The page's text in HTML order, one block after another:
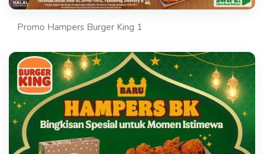
Promo Hampers Burger King 1